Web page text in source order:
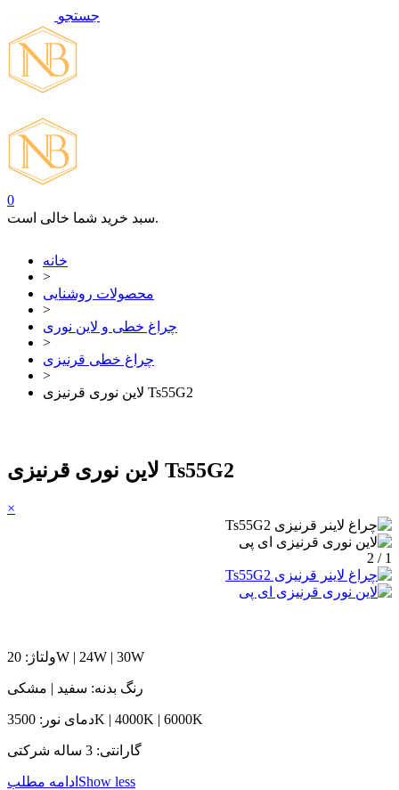
جستجو
0
سبد خرید شما خالی است.
خانه
>
محصولات روشنایی
>
چراغ خطی و لاین نوری
>
چراغ خطی قرنیزی
>
لاین نوری قرنیزی Ts55G2
لاین نوری قرنیزی Ts55G2
×
1 / 2
ولتاژ: 20W | 24W | 30W
رنگ بدنه: سفید | مشکی
دمای نور: 3500K | 4000K | 6000K
گارانتی: 3 ساله شرکتی
ادامه مطلب Show less